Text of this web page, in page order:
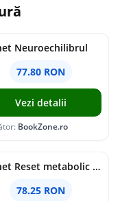
Neuroechilibrul
77.80 RON
Vezi detalii
BookZone.ro
Pachet Reset metabolic complet
78.25 RON